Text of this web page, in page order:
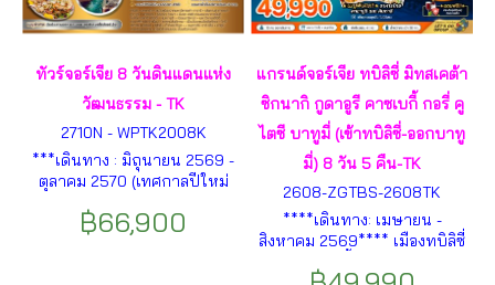
ทัวร์จอร์เจีย 8 วันดินแดนแห่ง
วัฒนธรรม - TK
2710N - WPTK2008K
***เดินทาง : มิถุนายน 2569 -
ตุลาคม 2570 (เทศกาลปีใหม่
*** ทบิลิซี – มัตสเคต้า –รัสเซีย
฿66,900
แกรนด์จอร์เจีย ทบิลิซี่ มิทสเคต้า
ซิกนากิ กูดาอูรี คาซเบกี้ กอรี่ คู
ไตซี บาทูมี่ (เข้าทบิลิซี่-ออกบาทู
มี่) 8 วัน 5 คืน-TK
2608-ZGTBS-2608TK
****เดินทาง: เมษายน -
สิงหาคม 2569**** เมืองทบิลิซี่